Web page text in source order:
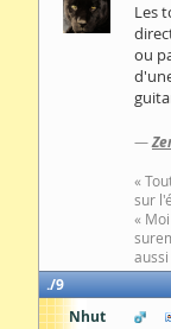
Les
ou
—
«
sur
«
9
Nhut